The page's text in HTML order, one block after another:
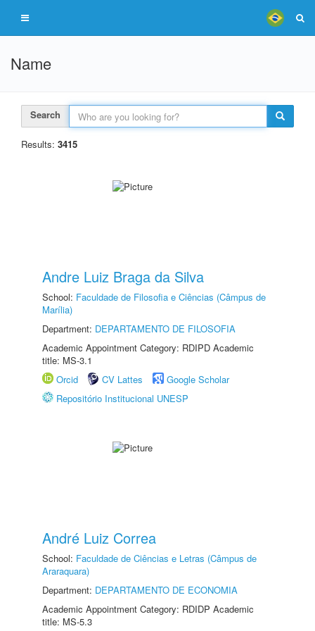
Name
Search
Results: 3415
Andre Luiz Braga da Silva
School: Faculdade de Filosofia e Ciências (Câmpus de
Marília)
Department: DEPARTAMENTO DE FILOSOFIA
Academic Appointment Category: RDIPD Academic
title: MS-3.1
Orcid
CV Lattes
Google Scholar
Repositório Institucional UNESP
André Luiz Correa
School: Faculdade de Ciências e Letras (Câmpus de
Araraquara)
Department: DEPARTAMENTO DE ECONOMIA
Academic Appointment Category: RDIDP Academic
title: MS-5.3